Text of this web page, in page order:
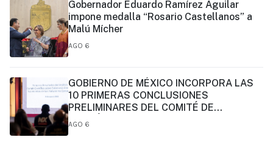
Gobernador Eduardo Ramírez Aguilar
impone medalla “Rosario Castellanos” a
Malú Mícher
AGO 6
GOBIERNO DE MÉXICO INCORPORA LAS
10 PRIMERAS CONCLUSIONES
PRELIMINARES DEL COMITÉ DE
CIENTÍFICOS Y ESPECIALISTAS PARA EL
AGO 6